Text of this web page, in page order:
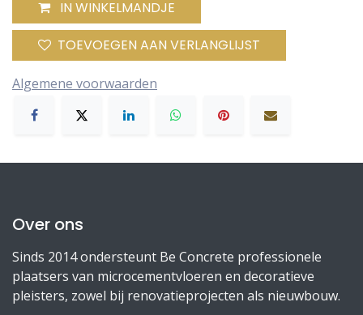
IN WINKELMANDJE
TOEVOEGEN AAN VERLANGLIJST
Algemene voorwaarden
Over ons
Sinds 2014 ondersteunt Be Concrete professionele
plaatsers van microcementvloeren en decoratieve
pleisters, zowel bij renovatieprojecten als nieuwbouw.